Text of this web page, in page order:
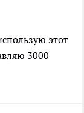
этот
3000